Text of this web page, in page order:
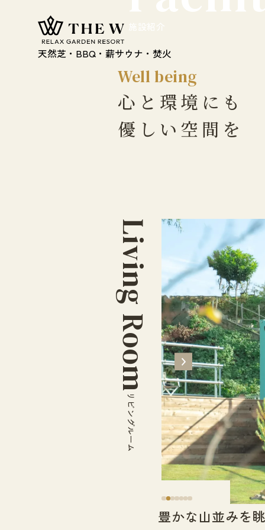
天然芝・BBQ・薪サウナ・焚火
施設紹 介
Well being
心と環境にも
優しい空間を
Living Room
リビングルーム
豊かな山並みを